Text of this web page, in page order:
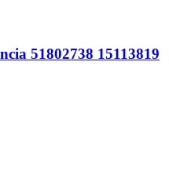
51802738 15113819